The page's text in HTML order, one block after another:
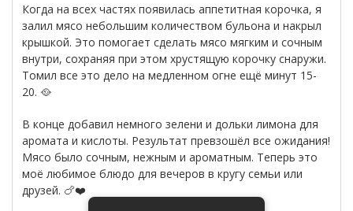
Когда на всех частях появилась аппетитная корочка, я
залил мясо небольшим количеством бульона и накрыл
крышкой. Это помогает сделать мясо мягким и сочным
внутри, сохраняя при этом хрустящую корочку снаружи.
Томил все это дело на медленном огне ещё минут 15-
20. 🥘
В конце добавил немного зелени и дольки лимона для
аромата и кислоты. Результат превзошёл все ожидания!
Мясо было сочным, нежным и ароматным. Теперь это
моё любимое блюдо для вечеров в кругу семьи или
друзей. 🍗❤️